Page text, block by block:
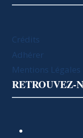
Crédits
Adhérer
Mentions Légales
RETROUVEZ-